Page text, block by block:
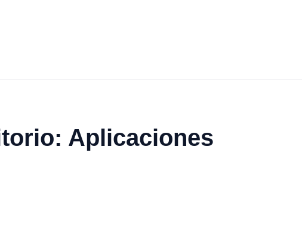
Aplicaciones